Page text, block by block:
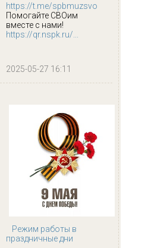
https://t.me/spbmuzsvo
Помогайте СВОим
вместе с нами!
https://qr.nspk.ru/...
2025-05-27 16:11
Режим работы в
праздничные дни